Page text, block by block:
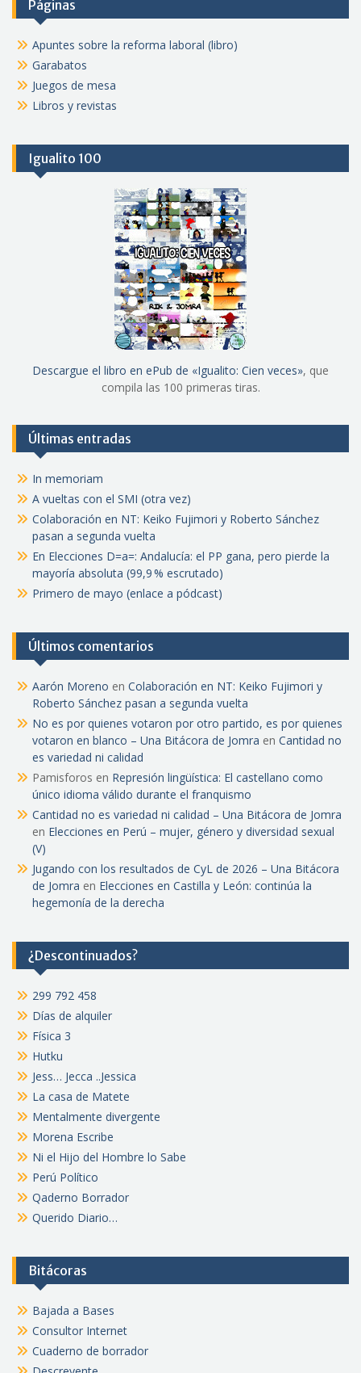
Páginas
Apuntes sobre la reforma laboral (libro)
Garabatos
Juegos de mesa
Libros y revistas
Igualito 100
Descargue el libro en ePub de «Igualito: Cien veces», que
compila las 100 primeras tiras.
Últimas entradas
In memoriam
A vueltas con el SMI (otra vez)
Colaboración en NT: Keiko Fujimori y Roberto Sánchez
pasan a segunda vuelta
En Elecciones D=a=: Andalucía: el PP gana, pero pierde la
mayoría absoluta (99,9 % escrutado)
Primero de mayo (enlace a pódcast)
Últimos comentarios
Aarón Moreno en Colaboración en NT: Keiko Fujimori y
Roberto Sánchez pasan a segunda vuelta
No es por quienes votaron por otro partido, es por quienes
votaron en blanco – Una Bitácora de Jomra en Cantidad no
es variedad ni calidad
Pamisforos en Represión lingüística: El castellano como
único idioma válido durante el franquismo
Cantidad no es variedad ni calidad – Una Bitácora de Jomra
en Elecciones en Perú – mujer, género y diversidad sexual
(V)
Jugando con los resultados de CyL de 2026 – Una Bitácora
de Jomra en Elecciones en Castilla y León: continúa la
hegemonía de la derecha
¿Descontinuados?
299 792 458
Días de alquiler
Física 3
Hutku
Jess… Jecca ..Jessica
La casa de Matete
Mentalmente divergente
Morena Escribe
Ni el Hijo del Hombre lo Sabe
Perú Político
Qaderno Borrador
Querido Diario…
Bitácoras
Bajada a Bases
Consultor Internet
Cuaderno de borrador